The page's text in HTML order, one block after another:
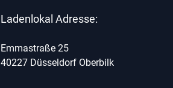
Ladenlokal Adresse:
Emmastraße 25
40227 Düsseldorf Oberbilk